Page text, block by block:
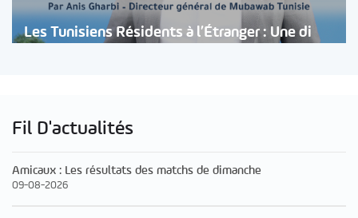
Les Tunisiens Résidents à l’Étranger : Une di
Fil D'actualités
Amicaux : Les résultats des matchs de dimanche
09-08-2026